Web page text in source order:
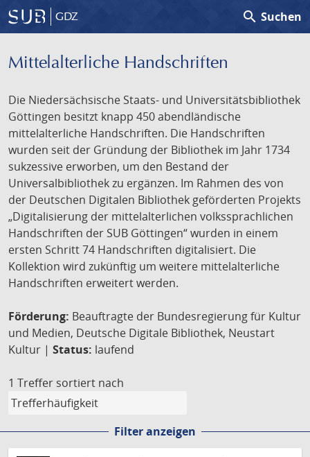
GDZ search Suchen
Mittelalterliche Handschriften
Die Niedersächsische Staats- und Universitätsbibliothek
Göttingen besitzt knapp 450 abendländische
mittelalterliche Handschriften. Die Handschriften
wurden seit der Gründung der Bibliothek im Jahr 1734
sukzessive erworben, um den Bestand der
Universalbibliothek zu ergänzen. Im Rahmen des von
der Deutschen Digitalen Bibliothek geförderten Projekts
„Digitalisierung der mittelalterlichen volkssprachlichen
Handschriften der SUB Göttingen“ wurden in einem
ersten Schritt 74 Handschriften digitalisiert. Die
Kollektion wird zukünftig um weitere mittelalterliche
Handschriften erweitert werden.
Förderung: Beauftragte der Bundesregierung für Kultur
und Medien, Deutsche Digitale Bibliothek, Neustart
Kultur | Status: laufend
1 Treffer sortiert nach
Filter anzeigen